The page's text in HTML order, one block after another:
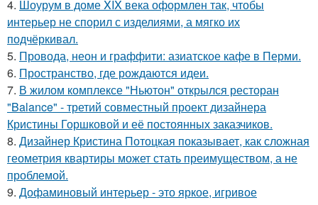
4. Шоурум в доме XIX века оформлен так, чтобы
интерьер не спорил с изделиями, а мягко их
подчёркивал.
5. Провода, неон и граффити: азиатское кафе в Перми.
6. Пространство, где рождаются идеи.
7. В жилом комплексе "Ньютон" открылся ресторан
"Balance" - третий совместный проект дизайнера
Кристины Горшковой и её постоянных заказчиков.
8. Дизайнер Кристина Потоцкая показывает, как сложная
геометрия квартиры может стать преимуществом, а не
проблемой.
9. Дофаминовый интерьер - это яркое, игривое